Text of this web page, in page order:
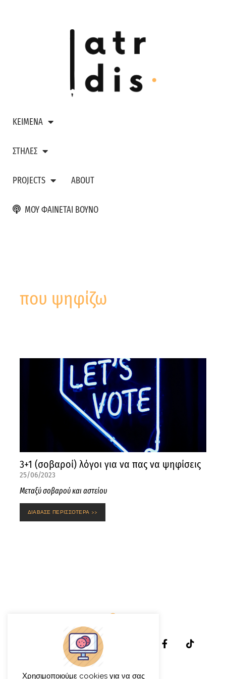
ΚΕΙΜΕΝΑ
ΣΤΗΛΕΣ
PROJECTS ABOUT
ΜΟΥ ΦΑΙΝΕΤΑΙ ΒΟΥΝΟ
που ψηφίζω
3+1 (σοβαροί) λόγοι για να πας να ψηφίσεις
25/06/2023
Μεταξύ σοβαρού και αστείου
ΔΙΑΒΑΣΕ ΠΕΡΙΣΣΟΤΕΡΑ >>
Χρησιμοποιούμε cookies για να σας